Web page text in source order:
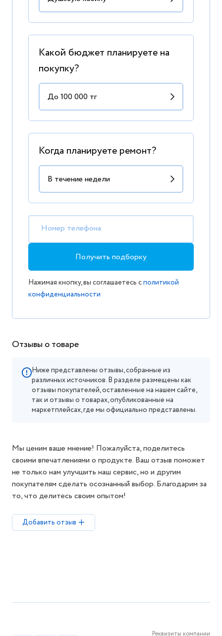
Какой бюджет планируете на
покупку?
Когда планируете ремонт?
Номер телефона
Получить подборку
Нажимая кнопку, вы соглашаетесь сполитикой
конфиденциальности
Отзывы о товаре
Ниже представлены отзывы, собранные из
различных источников. В разделе размещены как
отзывы покупателей, оставленные на нашем сайте,
так и отзывы о товарах, опубликованные на
маркетплейсах, где мы официально представлены.
Мы ценим ваше мнение! Пожалуйста, поделитесь
своими впечатлениями о продукте. Ваш отзыв поможет
не только нам улучшить наш сервис, но и другим
покупателям сделать осознанный выбор. Благодарим за
то, что делитесь своим опытом!
Добавить отзыв
Реквизиты компании